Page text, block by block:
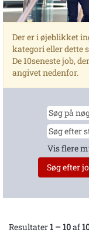
Der er i øjeblikket
kategori eller dette
De 10seneste job,
angivet nedenfor.
Vis flere
Resultater1 – 10af